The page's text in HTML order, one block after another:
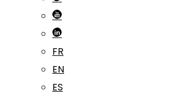
FR
EN
ES